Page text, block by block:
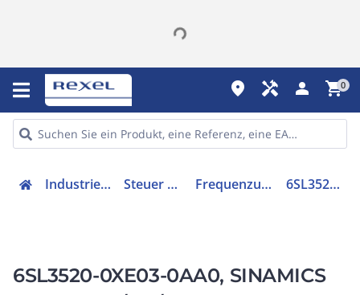
place handyman person shopping_cart0
Industriekomponenten Steuer & Regelgeräte Frequenzumrichter =< 1 kV 6SL35200XE030AA0
6SL3520-0XE03-0AA0, SINAMICS